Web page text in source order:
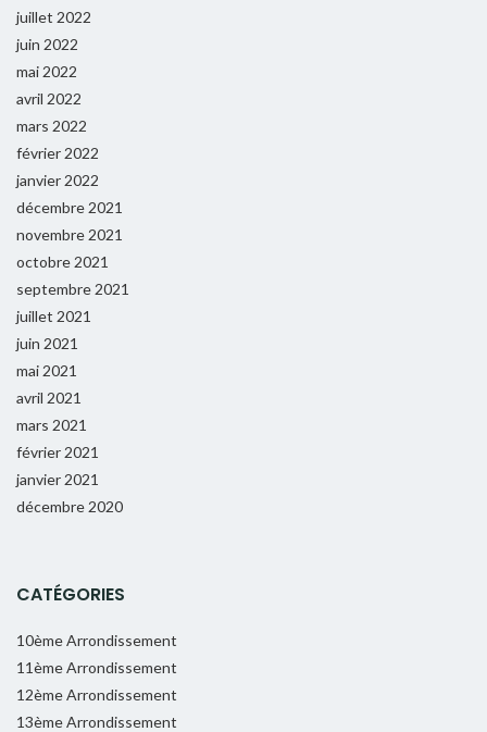
juillet 2022
juin 2022
mai 2022
avril 2022
mars 2022
février 2022
janvier 2022
décembre 2021
novembre 2021
octobre 2021
septembre 2021
juillet 2021
juin 2021
mai 2021
avril 2021
mars 2021
février 2021
janvier 2021
décembre 2020
CATÉGORIES
10ème Arrondissement
11ème Arrondissement
12ème Arrondissement
13ème Arrondissement